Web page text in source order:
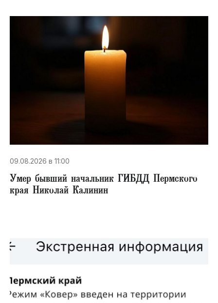
09.08.2026 в 11:00
Умер бывший начальник ГИБДД Пермского
края Николай Калинин